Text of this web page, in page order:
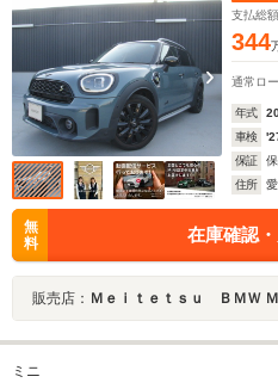
支払総額
344
通常ロ
年式
車検
保証
住所
無
料
在庫確認
販売店： Ｍｅｉｔｅｔｓｕ ＢＭＷ
ミニ